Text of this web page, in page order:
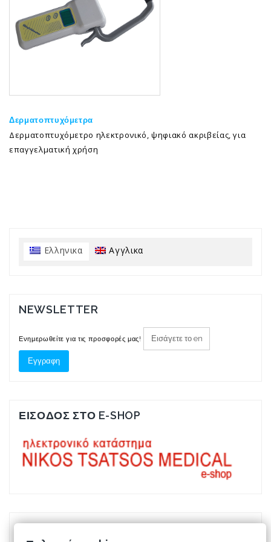
Δερματοπτυχόμετρα
Δερματοπτυχόμετρο ηλεκτρονικό, ψηφιακό ακριβείας, για
επαγγελματική χρήση
Ελληνικα Αγγλικα
NEWSLETTER
Ενημερωθείτε για τις προσφορές μας!
ΕΙΣΟΔΟΣ ΣΤΟ E-SHOP